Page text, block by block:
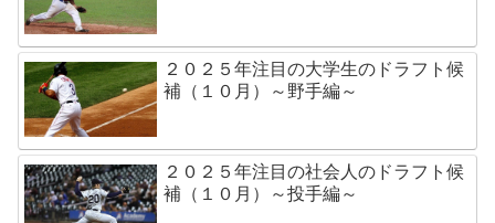
２０２５年注目の大学生のドラフト候
補（１０月）～野手編～
２０２５年注目の社会人のドラフト候
補（１０月）～投手編～